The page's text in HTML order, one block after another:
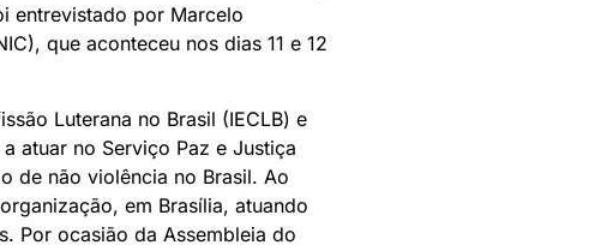
entrevistado por Marcelo
que aconteceu nos dias 11 e 12
Luterana no Brasil (IECLB) e
atuar no Serviço Paz e Justiça
de não violência no Brasil. Ao
em Brasília, atuando
Por ocasião da Assembleia do